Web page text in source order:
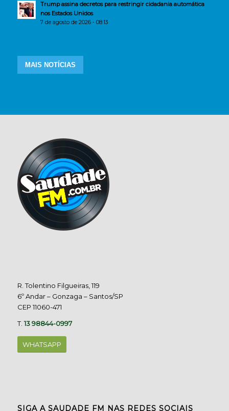
Trump assina decretos para restringir cidadania automática
nos Estados Unidos
7 de agosto de 2026 - 08:13
MAIS NOTÍCIAS
R. Tolentino Filgueiras, 119
6º Andar – Gonzaga – Santos/SP
CEP 11060-471
T.13 98844-0997
WHATSAPP
SIGA A SAUDADE FM NAS REDES SOCIAIS